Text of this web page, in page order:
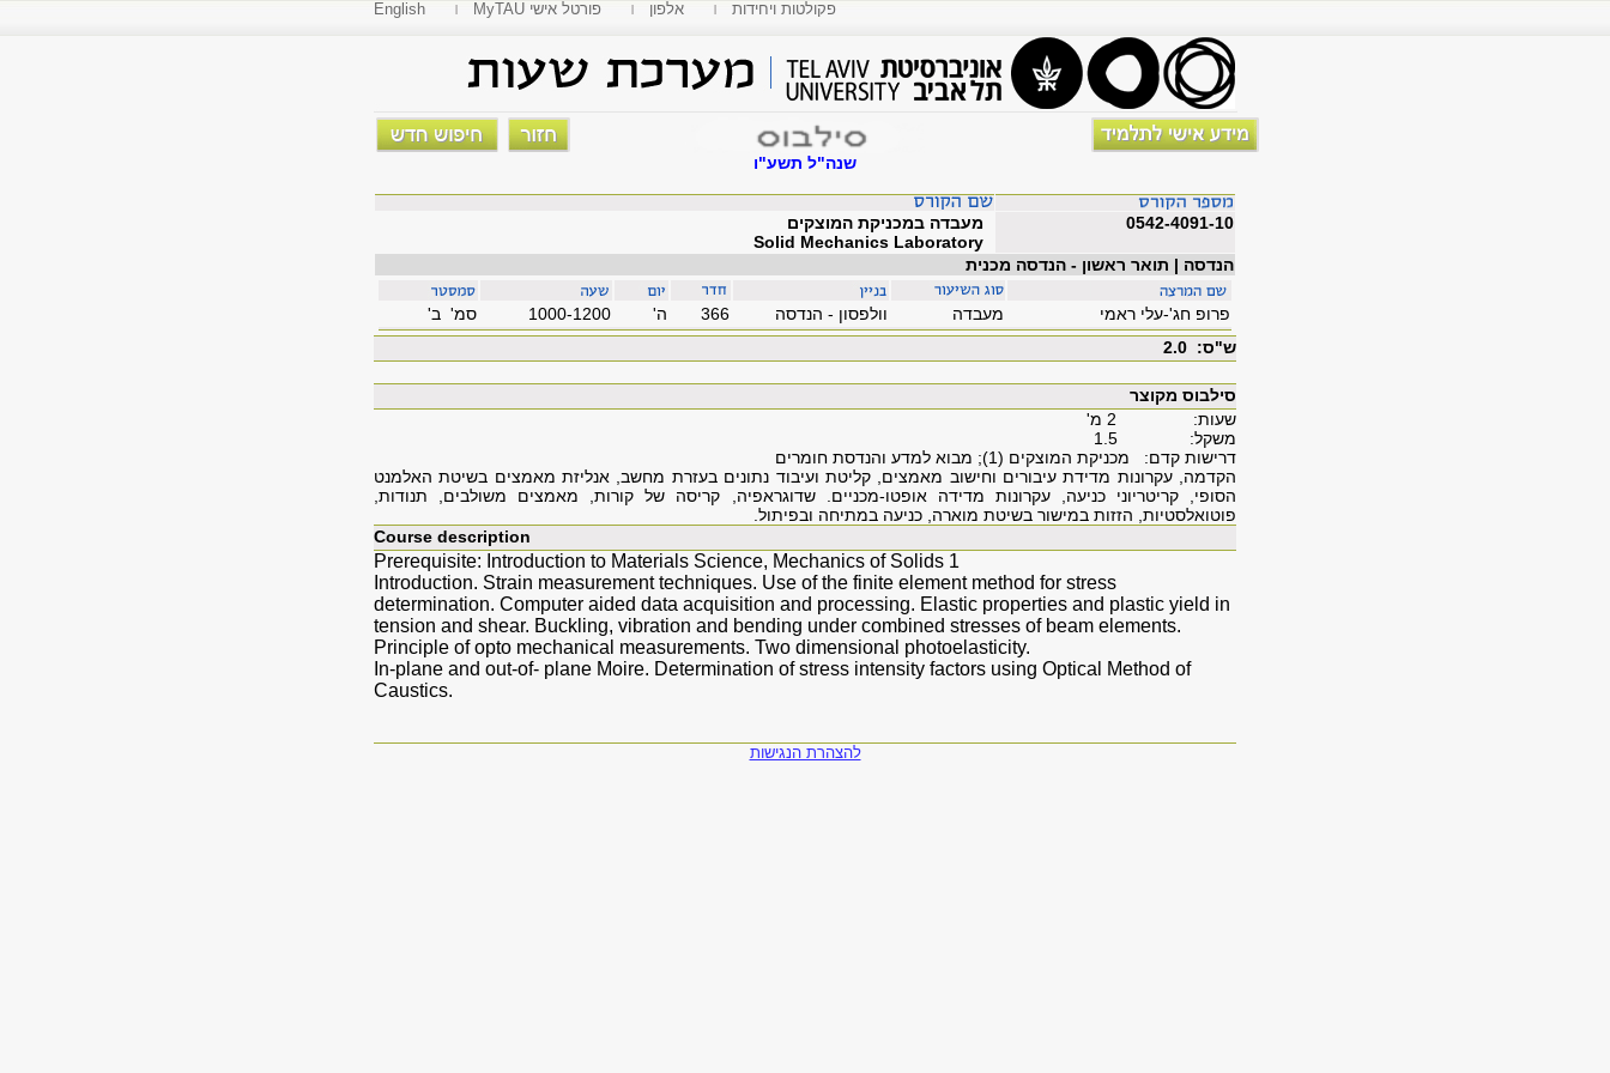
English MyTAU פורטל אישי אלפון פקולטות ויחידות
שנה"ל תשע"ו
מעבדה במכניקת המוצקים
Solid Mechanics Laboratory
0542-4091-10
הנדסה | תואר ראשון - הנדסה מכנית
סמ' ב' 1000-1200 'ה 366 וולפסון - הנדסה מעבדה
פרופ חג'-עלי ראמי
ש"ס: 2.0
סילבוס מקוצר
שעות: 2 מ'
משקל: 1.5
דרישות קדם: מכניקת המוצקים (1); מבוא למדע והנדסת חומרים
הקדמה, עקרונות מדידת עיבורים וחישוב מאמצים, קליטת ועיבוד נתונים בעזרת מחשב, אנליזת מאמצים בשיטת האלמנט
הסופי, קריטריוני כניעה, עקרונות מדידה אופטו-מכניים. שדוגראפיה, קריסה של קורות, מאמצים משולבים, תנודות,
פוטואלסטיות, הזזות במישור בשיטת מוארה, כניעה במתיחה ובפיתול.
Course description
Prerequisite: Introduction to Materials Science, Mechanics of Solids 1
Introduction. Strain measurement techniques. Use of the finite element method for stress
determination. Computer aided data acquisition and processing. Elastic properties and plastic yield in
tension and shear. Buckling, vibration and bending under combined stresses of beam elements.
Principle of opto mechanical measurements. Two dimensional photoelasticity.
In-plane and out-of- plane Moire. Determination of stress intensity factors using Optical Method of
Caustics.
להצהרת הנגישות